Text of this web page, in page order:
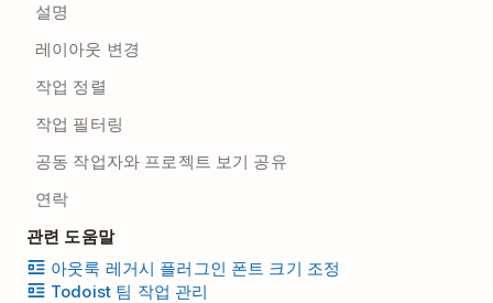
설명
레이아웃 변경
작업 정렬
작업 필터링
공동 작업자와 프로젝트 보기 공유
연락
관련 도움말
아웃룩 레거시 플러그인 폰트 크기 조정
Todoist 팀 작업 관리